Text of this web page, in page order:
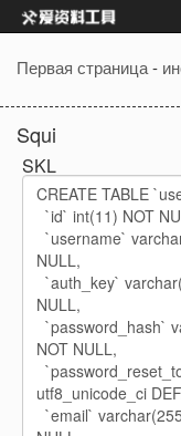
Первая страница-
Squi
SKL